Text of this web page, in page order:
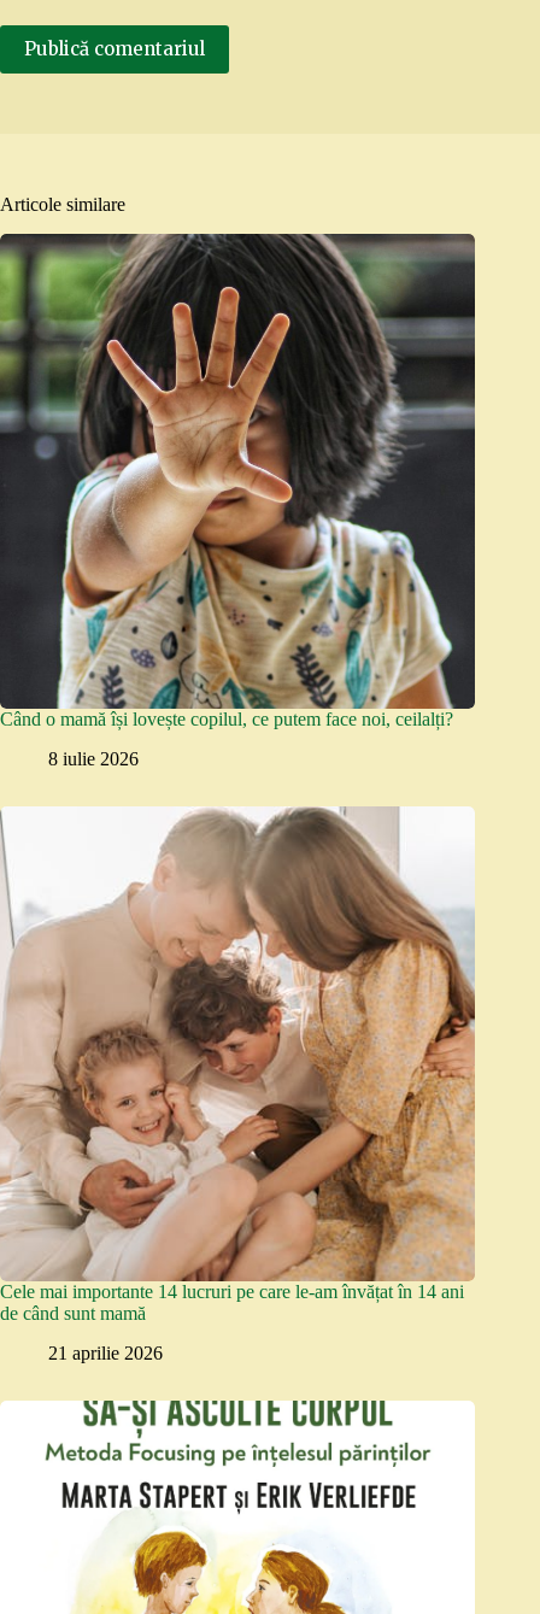
Publică comentariul
Articole similare
Când o mamă își lovește copilul, ce putem face noi, ceilalți?
8 iulie 2026
Cele mai importante 14 lucruri pe care le-am învățat în 14 ani
de când sunt mamă
21 aprilie 2026